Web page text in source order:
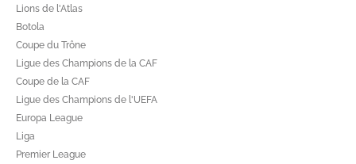
Lions de l'Atlas
Botola
Coupe du Trône
Ligue des Champions de la CAF
Coupe de la CAF
Ligue des Champions de l'UEFA
Europa League
Liga
Premier League